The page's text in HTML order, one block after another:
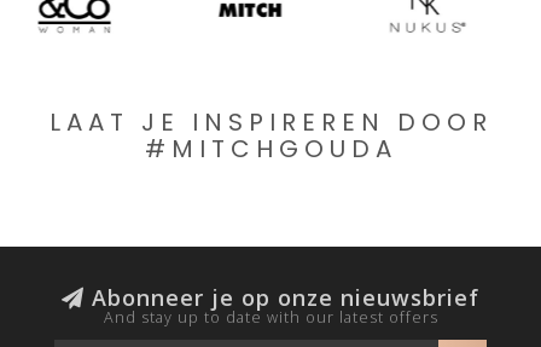
LAAT JE INSPIREREN DOOR
#MITCHGOUDA
Abonneer je op onze nieuwsbrief
And stay up to date with our latest offers